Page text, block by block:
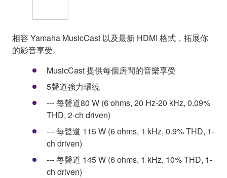
相容 Yamaha MusicCast 以及最新 HDMI 格式，拓展你
的影音享受。
MusicCast 提供每個房間的音樂享受
5聲道強力環繞
--- 每聲道80 W (6 ohms, 20 Hz-20 kHz, 0.09%
THD, 2-ch driven)
--- 每聲道 115 W (6 ohms, 1 kHz, 0.9% THD, 1-
ch driven)
--- 每聲道 145 W (6 ohms, 1 kHz, 10% THD, 1-
ch driven)